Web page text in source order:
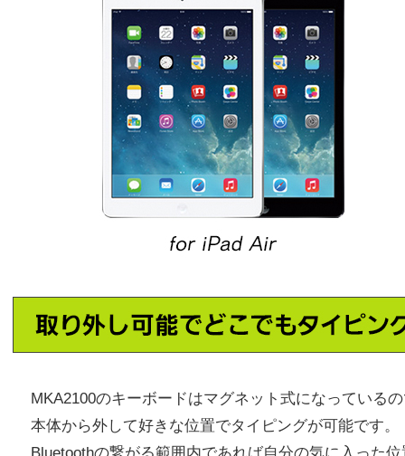
MKA2100のキーボードはマグネット式になっている
本体から外して好きな位置でタイピングが可能です。